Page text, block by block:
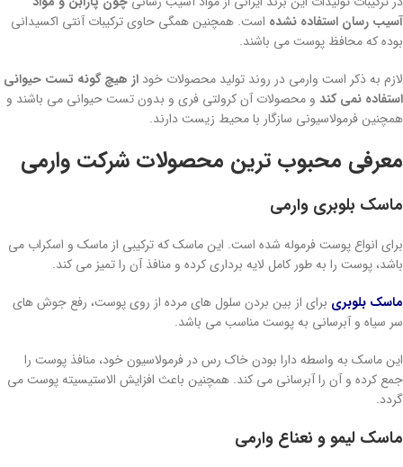
آسیب رسان استفاده نشده است. همچنین همگی حاوی ترکیبات آنتی اکسیدانی
بوده که محافظ پوست می باشند.
لازم به ذکر است وارمی در روند تولید محصولات خود از هیچ گونه تست حیوانی
استفاده نمی کند و محصولات آن کرولتی فری و بدون تست حیوانی می باشند و
همچنین فرمولاسیونی سازگار با محیط زیست دارند.
معرفی محبوب ترین محصولات شرکت وارمی
ماسک بلوبری وارمی
برای انواع پوست فرموله شده است. این ماسک که ترکیبی از ماسک و اسکراب می
باشد، پوست را به طور کامل لایه برداری کرده و منافذ آن را تمیز می کند.
ماسک بلوبری برای از بین بردن سلول های مرده از روی پوست، رفع جوش های
سر سیاه و آبرسانی به پوست مناسب می باشد.
این ماسک به واسطه دارا بودن خاک رس در فرمولاسیون خود، منافذ پوست را
جمع کرده و آن را آبرسانی می کند. همچنین باعث افزایش الاستیسیته پوست می
گردد.
ماسک لیمو و نعناع وارمی